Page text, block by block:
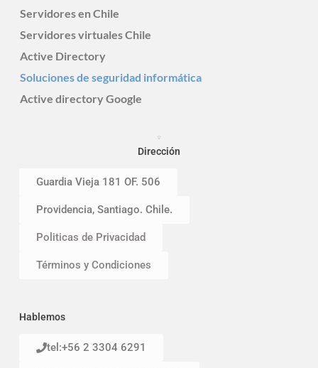
Servidores en Chile
Servidores virtuales Chile
Active Directory
Soluciones de seguridad informática
Active directory Google
Dirección
Guardia Vieja 181 OF. 506
Providencia, Santiago. Chile.
Politicas de Privacidad
Términos y Condiciones
Hablemos
tel:+56 2 3304 6291